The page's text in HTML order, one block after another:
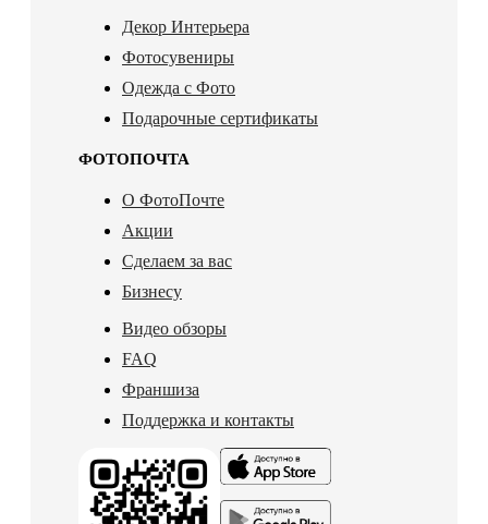
Декор Интерьера
Фотосувениры
Одежда с Фото
Подарочные сертификаты
ФОТОПОЧТА
О ФотоПочте
Акции
Сделаем за вас
Бизнесу
Видео обзоры
FAQ
Франшиза
Поддержка и контакты